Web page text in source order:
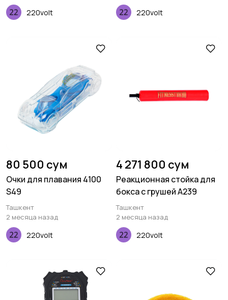
220volt 220volt
80 500 сум
Очки для плавания 4100
S49
Ташкент
2 месяца назад
220volt
4 271 800 сум
Реакционная стойка для
бокса с грушей A239
Ташкент
2 месяца назад
220volt